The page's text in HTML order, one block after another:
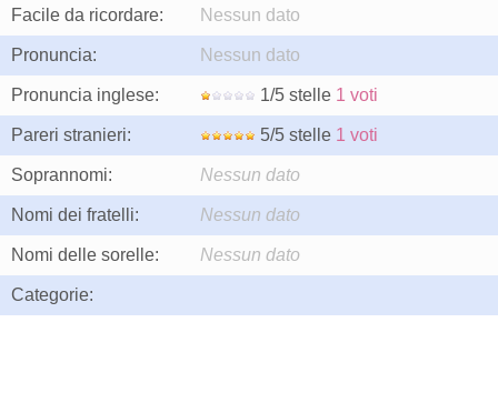
Facile da ricordare: Nessun dato
Pronuncia: Nessun dato
Pronuncia inglese: 1/5 stelle 1 voti
Pareri stranieri: 5/5 stelle 1 voti
Soprannomi: Nessun dato
Nomi dei fratelli: Nessun dato
Nomi delle sorelle: Nessun dato
Categorie: